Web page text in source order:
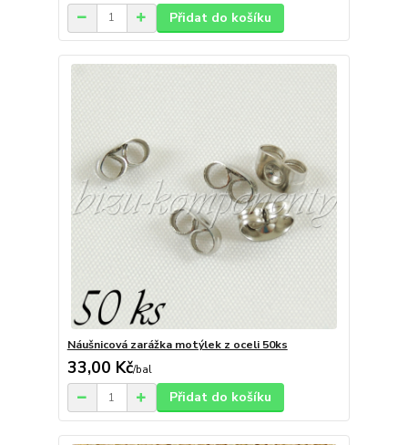
Přidat do košíku
Náušnicová zarážka motýlek z oceli 50ks
33,00 Kč/bal
Přidat do košíku